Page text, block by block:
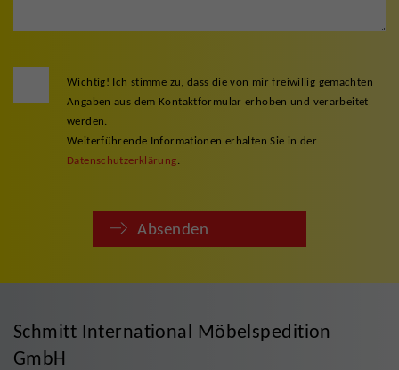
Wichtig! Ich stimme zu, dass die von mir freiwillig gemachten
Angaben aus dem Kontaktformular erhoben und verarbeitet
werden.
Weiterführende Informationen erhalten Sie in der
Datenschutzerklärung.
Absenden
Schmitt International Möbelspedition
GmbH